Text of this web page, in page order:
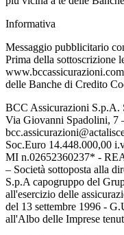
Informativa
Messaggio pubblicitario
Prima della sottoscrizione
delle Banche di Credito
BCC Assicurazioni S.p.A.
Via Giovanni Spadolini, 7
Soc.Euro 14.448.000,00
MI n.02652360237* -
– Società sottoposta alla
S.p.A capogruppo del
all'esercizio delle
del 13 settembre 1996 -
all'Albo delle Imprese